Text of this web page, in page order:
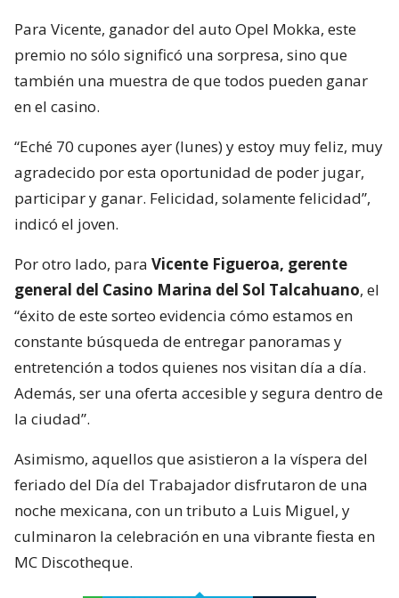
Para Vicente, ganador del auto Opel Mokka, este
premio no sólo significó una sorpresa, sino que
también una muestra de que todos pueden ganar
en el casino.
“Eché 70 cupones ayer (lunes) y estoy muy feliz, muy
agradecido por esta oportunidad de poder jugar,
participar y ganar. Felicidad, solamente felicidad”,
indicó el joven.
Por otro lado, para Vicente Figueroa, gerente
general del Casino Marina del Sol Talcahuano, el
“éxito de este sorteo evidencia cómo estamos en
constante búsqueda de entregar panoramas y
entretención a todos quienes nos visitan día a día.
Además, ser una oferta accesible y segura dentro de
la ciudad”.
Asimismo, aquellos que asistieron a la víspera del
feriado del Día del Trabajador disfrutaron de una
noche mexicana, con un tributo a Luis Miguel, y
culminaron la celebración en una vibrante fiesta en
MC Discotheque.